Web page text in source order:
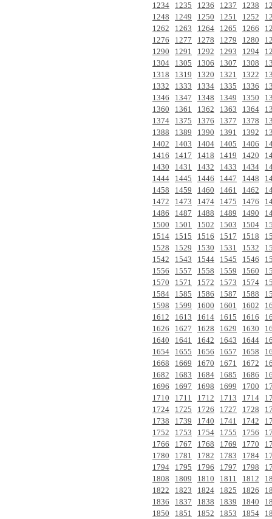
1234
1235 1236 1237 1238
1248
1249 1250 1251 1252
1262
1263 1264 1265 1266
1276
1277 1278 1279 1280
1290
1291 1292 1293 1294
1304
1305 1306 1307 1308
1318
1319 1320 1321 1322
1332
1333 1334 1335 1336
1346
1347 1348 1349 1350
1360
1361 1362 1363 1364
1374
1375 1376 1377 1378
1388
1389 1390 1391 1392
1402
1403 1404 1405 1406
1416
1417 1418 1419 1420
1430
1431 1432 1433 1434
1444
1445 1446 1447 1448
1458
1459 1460 1461 1462
1472
1473 1474 1475 1476
1486
1487 1488 1489 1490
1500
1501 1502 1503 1504
1514
1515 1516 1517 1518
1528
1529 1530 1531 1532
1542
1543 1544 1545 1546
1556
1557 1558 1559 1560
1570
1571 1572 1573 1574
1584
1585 1586 1587 1588
1598
1599 1600 1601 1602
1612
1613 1614 1615 1616
1626
1627 1628 1629 1630
1640
1641 1642 1643 1644
1654
1655 1656 1657 1658
1668
1669 1670 1671 1672
1682
1683 1684 1685 1686
1696
1697 1698 1699 1700
1710
1711 1712 1713 1714
1724
1725 1726 1727 1728
1738
1739 1740 1741 1742
1752
1753 1754 1755 1756
1766
1767 1768 1769 1770
1780
1781 1782 1783 1784
1794
1795 1796 1797 1798
1808
1809 1810 1811 1812
1822
1823 1824 1825 1826
1836
1837 1838 1839 1840
1850
1851 1852 1853 1854